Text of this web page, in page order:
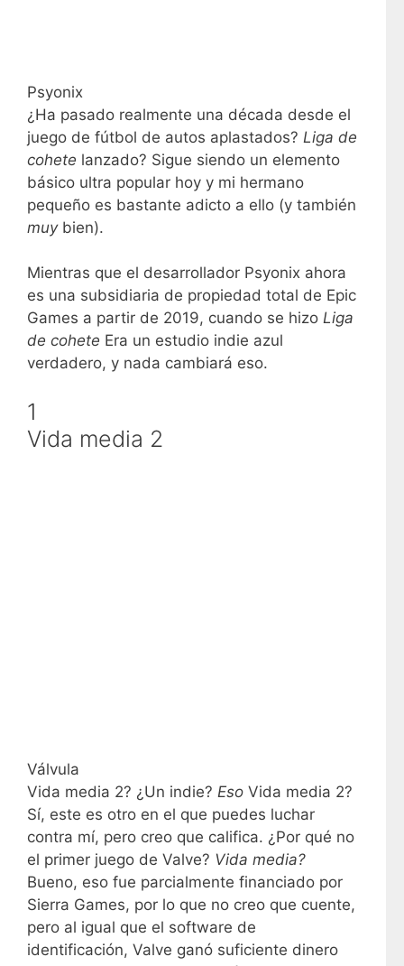
Psyonix
¿Ha pasado realmente una década desde el
juego de fútbol de autos aplastados? Liga de
cohete lanzado? Sigue siendo un elemento
básico ultra popular hoy y mi hermano
pequeño es bastante adicto a ello (y también
muybien).
Mientras que el desarrollador Psyonix ahora
es una subsidiaria de propiedad total de Epic
Games a partir de 2019, cuando se hizo Liga
de cohete Era un estudio indie azul
verdadero, y nada cambiará eso.
1
Vida media 2
Válvula
Vida media 2? ¿Un indie? Eso Vida media 2?
Sí, este es otro en el que puedes luchar
contra mí, pero creo que califica. ¿Por qué no
el primer juego de Valve? Vida media?
Bueno, eso fue parcialmente financiado por
Sierra Games, por lo que no creo que cuente,
pero al igual que el software de
identificación, Valve ganó suficiente dinero